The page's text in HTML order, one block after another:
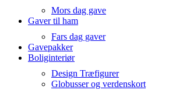
Mors dag gave
Gaver til ham
Fars dag gaver
Gavepakker
Boliginteriør
Design Træfigurer
Globusser og verdenskort